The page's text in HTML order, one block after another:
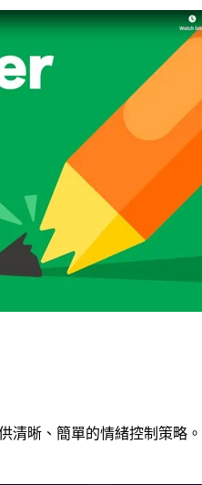
清晰、簡單的情緒控制策略。